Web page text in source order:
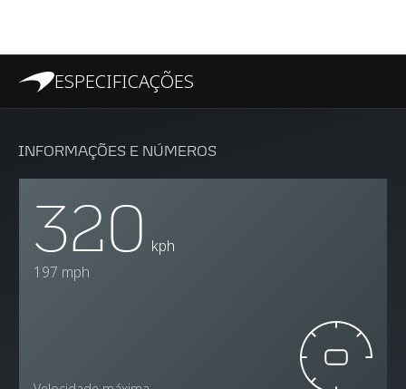
ESPECIFICAÇÕES
INFORMAÇÕES E NÚMEROS
320 kph
197 mph